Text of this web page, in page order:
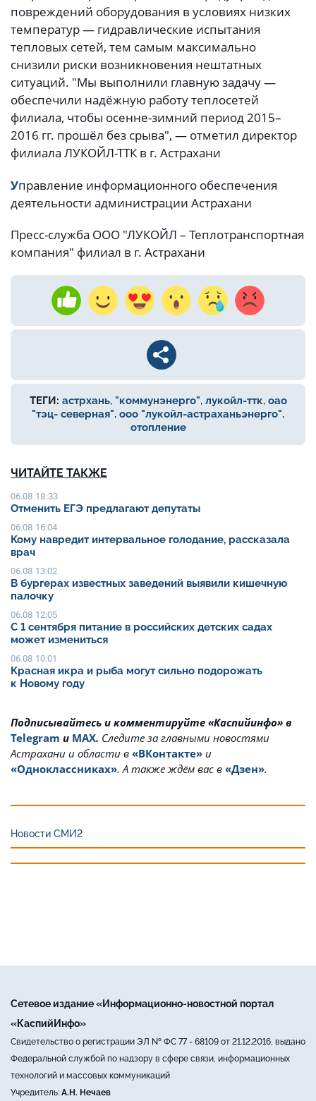
повреждений оборудования в условиях низких
температур — гидравлические испытания
тепловых сетей, тем самым максимально
снизили риски возникновения нештатных
ситуаций. "Мы выполнили главную задачу —
обеспечили надёжную работу теплосетей
филиала, чтобы осенне-зимний период 2015–
2016 гг. прошёл без срыва", — отметил директор
филиала ЛУКОЙЛ-ТТК в г. Астрахани
Управление информационного обеспечения
деятельности администрации Астрахани
Пресс-служба ООО "ЛУКОЙЛ – Теплотранспортная
компания" филиал в г. Астрахани
ТЕГИ: астрхань, "коммунэнерго", лукойл-ттк, оао
"тэц- северная", ооо "лукойл-астраханьэнерго",
отопление
ЧИТАЙТЕ ТАКЖЕ
06.08 18:33
Отменить ЕГЭ предлагают депутаты
06.08 16:04
Кому навредит интервальное голодание, рассказала
врач
06.08 13:02
В бургерах известных заведений выявили кишечную
палочку
06.08 12:05
С 1 сентября питание в российских детских садах
может измениться
06.08 10:01
Красная икра и рыба могут сильно подорожать
к Новому году
Подписывайтесь и комментируйте «Каспийинфо» в
Telegram и MAX. Cледите за главными новостями
Астрахани и области в «ВКонтакте» и
«Одноклассниках». А также ждём вас в «Дзен».
Новости СМИ2
Сетевое издание «Информационно-новостной портал
«КаспийИнфо»
Свидетельство о регистрации ЭЛ № ФС 77 - 68109 от 21.12.2016, выдано
Федеральной службой по надзору в сфере связи, информационных
технологий и массовых коммуникаций
Учредитель: А.Н. Нечаев